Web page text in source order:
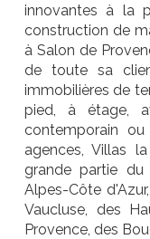
innovantes à la
construction de
à Salon de
de toute sa
immobilières de
pied, à étage,
contemporain
agences, Villas
grande partie du
Alpes-Côte
Vaucluse, des
Provence, des